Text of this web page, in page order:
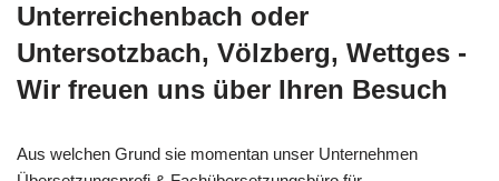
Unterreichenbach oder
Untersotzbach, Völzberg, Wettges -
Wir freuen uns über Ihren Besuch
Aus welchen Grund sie momentan unser Unternehmen